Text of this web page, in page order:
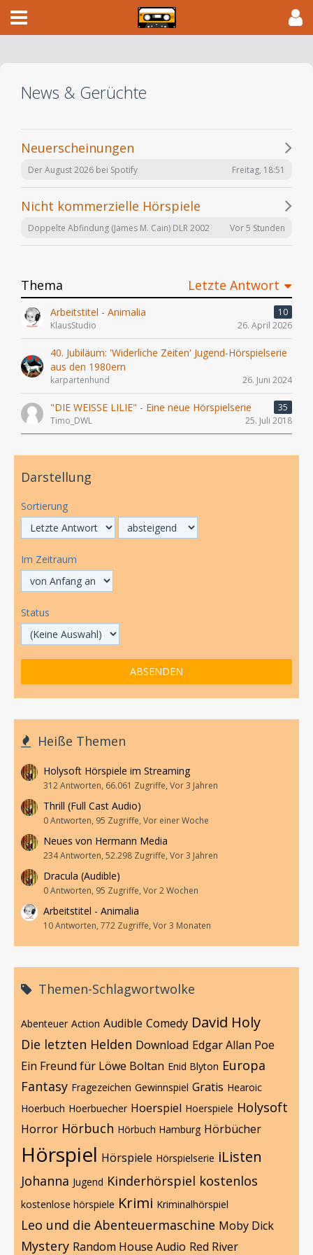
News & Gerüchte
Neuerscheinungen
Der August 2026 bei Spotify Freitag, 18:51
Nicht kommerzielle Hörspiele
Doppelte Abfindung (James M. Cain) DLR 2002 Vor 5 Stunden
Thema Letzte Antwort
Arbeitstitel - Animalia
10
KlausStudio
26. April 2026
40. Jubiläum: 'Widerliche Zeiten' Jugend-Hörspielserie
aus den 1980ern
karpartenhund 26. Juni 2024
"DIE WEISSE LILIE" - Eine neue Hörspielserie
35
Timo_DWL
25. Juli 2018
Darstellung
Sortierung
Im Zeitraum
Status
Heiße Themen
Holysoft Hörspiele im Streaming
312 Antworten, 66.061 Zugriffe, Vor 3 Jahren
Thrill (Full Cast Audio)
0 Antworten, 95 Zugriffe, Vor einer Woche
Neues von Hermann Media
234 Antworten, 52.298 Zugriffe, Vor 3 Jahren
Dracula (Audible)
0 Antworten, 95 Zugriffe, Vor 2 Wochen
Arbeitstitel - Animalia
10 Antworten, 772 Zugriffe, Vor 3 Monaten
Themen-Schlagwortwolke
Abenteuer Action Audible Comedy David Holy
Die letzten Helden Download Edgar Allan Poe
Ein Freund für Löwe Boltan Enid Blyton Europa
Fantasy Fragezeichen Gewinnspiel Gratis Hearoic
Hoerbuch Hoerbuecher Hoerspiel Hoerspiele Holysoft
Horror Hörbuch Hörbuch Hamburg Hörbücher
Hörspiel Hörspiele Hörspielserie iListen
Johanna Jugend Kinderhörspiel kostenlos
kostenlose hörspiele Krimi Kriminalhörspiel
Leo und die Abenteuermaschine Moby Dick
Mystery Random House Audio Red River